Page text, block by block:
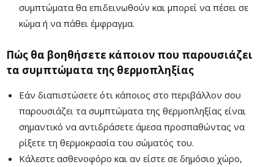
συμπτώματα θα επιδεινωθούν και μπορεί να πέσει σε
κώμα ή να πάθει έμφραγμα.
Πώς θα βοηθήσετε κάποιον που παρουσιάζει
τα συμπτώματα της θερμοπληξίας
Εάν διαπιστώσετε ότι κάποιος στο περιβάλλον σου
παρουσιάζει τα συμπτώματα της θερμοπληξίας είναι
σημαντικό να αντιδράσετε άμεσα προσπαθώντας να
ρίξετε τη θερμοκρασία του σώματός του.
Κάλεστε ασθενοφόρο και αν είστε σε δημόσιο χώρο,